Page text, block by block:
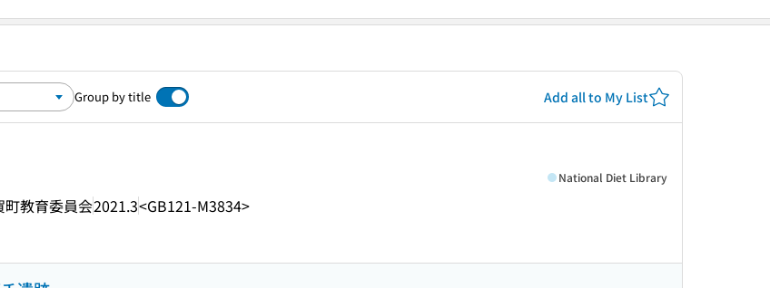
Group by title Add all to My List
町教育委員会2021.3<GB121-M3834>
National Diet Library